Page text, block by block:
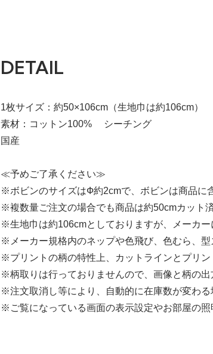
DETAIL
1枚サイズ：約50×106cm（生地巾は約106cm）
素材：コットン100% シーチング
国産
≪予めご了承ください≫
※ボビンのサイズはФ約2cmで、ボビンは商品に
※複数量ご注文の場合でも商品は約50cmカット
※生地巾は約106cmとしておりますが、メーカー
※メーカー規格内のネップや色飛び、色むら、型
※プリントの柄の特性上、カットラインとプリン
※柄取りは行っておりませんので、画像と柄の出
※注文取消し等により、自動的に在庫数が変わる
※ご覧になっている画面の表示設定やお部屋の